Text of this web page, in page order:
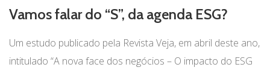
Vamos falar do “S”, da agenda ESG?
Um estudo publicado pela Revista Veja, em abril deste ano,
intitulado “A nova face dos negócios – O impacto do ESG